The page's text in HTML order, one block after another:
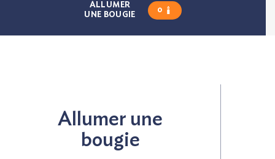
ALLUMER
UNE BOUGIE
0
Allumer une
bougie